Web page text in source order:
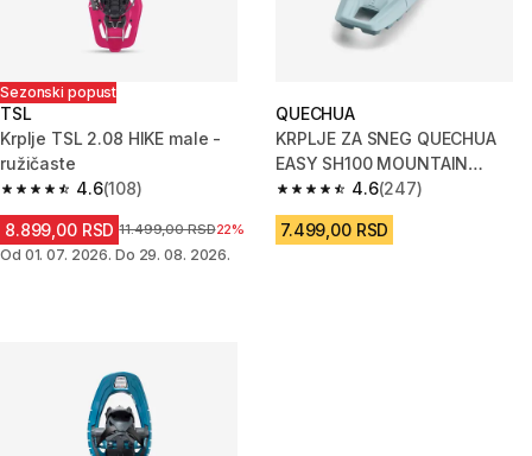
Sezonski popust
TSL
Krplje TSL 2.08 HIKE male -
ružičaste
4.6
4.6 od 5 zvezdica from 108 Recenzije
(108)
8.899,00 RSD Cena pre sniženja
11.499,00 RSD22%
Od 01. 07. 2026. Do 29. 08. 2026.
QUECHUA
KRPLJE ZA SNEG QUECHUA
EASY SH100 MOUNTAIN
SREDNJE - LED PLAVE
4.6
4.6 od 5 zvezdica from 247
(247)
7.499,00 RSD